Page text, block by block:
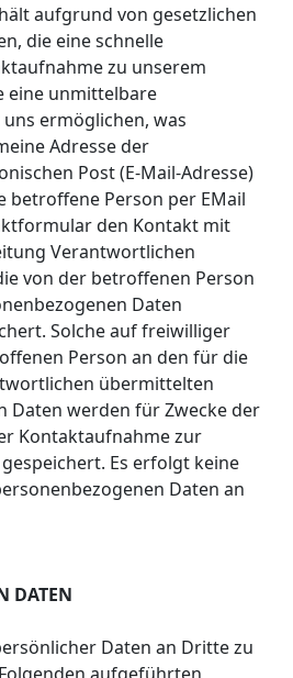
aufgrund von gesetzlichen
die eine schnelle
zu unserem
eine unmittelbare
ermöglichen, was
Adresse der
Post (E-Mail-Adresse)
betroffene Person per EMail
den Kontakt mit
Verantwortlichen
von der betroffenen Person
Daten
Solche auf freiwilliger
Person an den für die
übermittelten
Daten werden für Zwecke der
Kontaktaufnahme zur
Es erfolgt keine
Daten an
DATEN
Daten an Dritte zu